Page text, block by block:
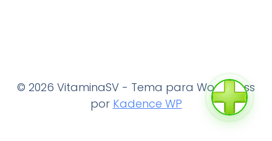
© 2026 VitaminaSV - Tema para WordPress
por Kadence WP